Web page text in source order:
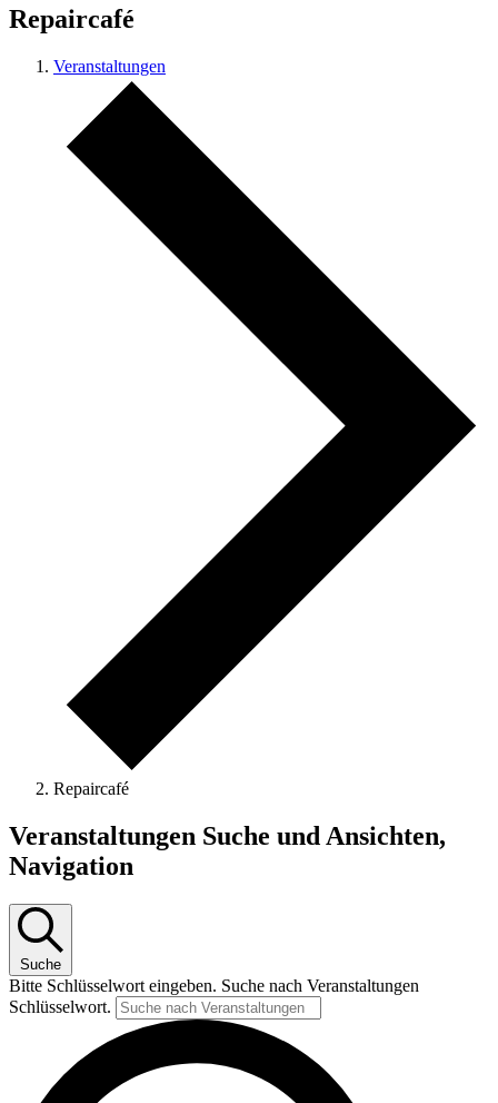
Repaircafé
Veranstaltungen
Repaircafé
Veranstaltungen
Veranstaltungen Suche und Ansichten,
Navigation
Suche
Bitte Schlüsselwort eingeben. Suche nach Veranstaltungen
Schlüsselwort.